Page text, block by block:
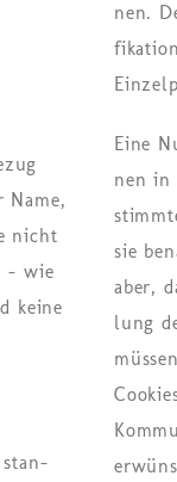
nicht
– wie
keine
stan­
nen.
Eine
nen in
sie
aber,
lung